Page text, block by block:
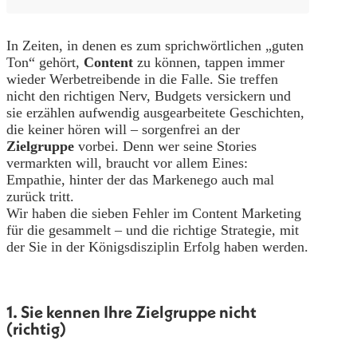
In Zeiten, in denen es zum sprichwörtlichen „guten
Ton“ gehört, Content zu können, tappen immer
wieder Werbetreibende in die Falle. Sie treffen
nicht den richtigen Nerv, Budgets versickern und
sie erzählen aufwendig ausgearbeitete Geschichten,
die keiner hören will – sorgenfrei an der
Zielgruppe vorbei. Denn wer seine Stories
vermarkten will, braucht vor allem Eines:
Empathie, hinter der das Markenego auch mal
zurück tritt.
Wir haben die sieben Fehler im Content Marketing
für die gesammelt – und die richtige Strategie, mit
der Sie in der Königsdisziplin Erfolg haben werden.
1. Sie kennen Ihre Zielgruppe nicht
(richtig)